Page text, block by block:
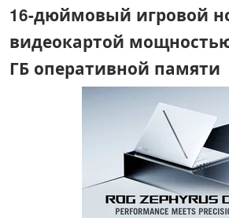
16-дюймовый игровой
видеокартой
ГБ оперативной памяти